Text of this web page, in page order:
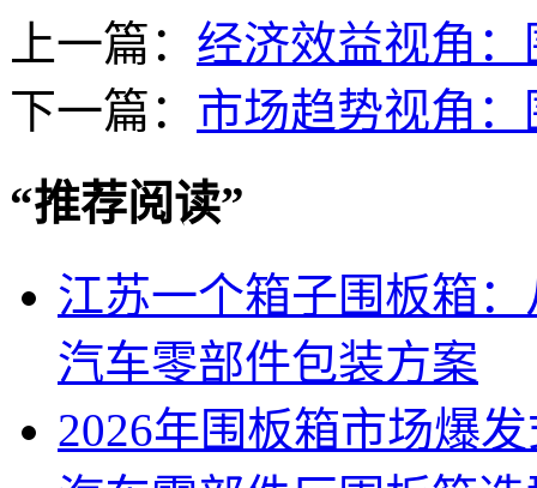
上一篇： 经济效益视角
下一篇： 市场趋势视角
“推荐阅读”
江苏一个箱子围板箱
汽车零部件包装方案
2026年围板箱市场爆